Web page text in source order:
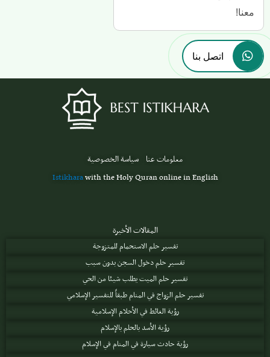
معنا!
اتصل بنا
معلومات عنا سياسة الخصوصية
Istikharawith the Holy Quran online in English
المقالات الأخيرة
تفسير حلم الاستحمام للمتزوجة
تفسير حلم دخول السجن بدون سبب
تفسير حلم الميت يطلب شيئا من الحي
تفسير حلم الزواج في المنام طبقاً للتفسير الإسلامي
رؤية الغائط في الأحلام الإسلامية
رؤية الأسد بالحلم بالإسلام
رؤية حادث سيارة في المنام في الإسلام